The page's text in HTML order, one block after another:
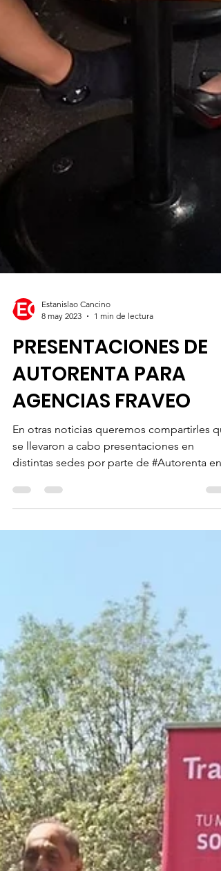
Estanislao Cancino
8 may 2023
1 min de lectura
PRESENTACIONES DE
AUTORENTA PARA
AGENCIAS FRAVEO
En otras noticias queremos compartirles
se llevaron a cabo presentaciones en